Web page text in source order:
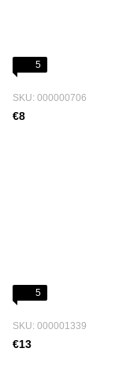
5
SKU: 000000706
€8
5
SKU: 000001339
€13